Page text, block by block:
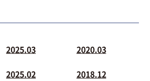
2025.03
2025.02
2020.03
2018.12